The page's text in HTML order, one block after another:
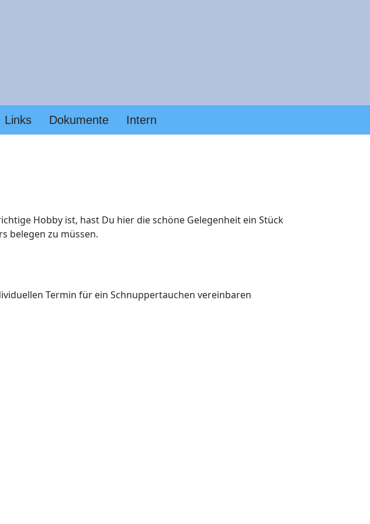
Links Dokumente Intern
Hobby ist, hast Du hier die schöne Gelegenheit ein Stück
belegen zu müssen.
Termin für ein Schnuppertauchen vereinbaren